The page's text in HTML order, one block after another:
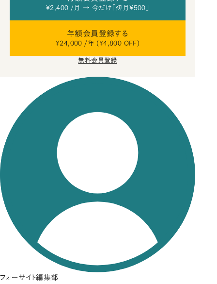
¥2,400 /月 → 今だけ「初月¥500」
年額会員登録する
¥24,000 /年 (¥4,800 OFF)
無料会員登録
フォーサイト編集部